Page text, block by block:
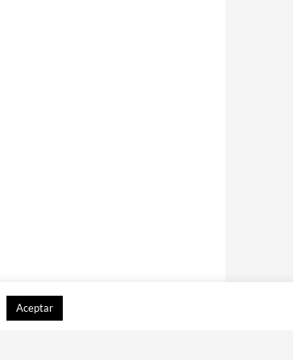
Aceptar